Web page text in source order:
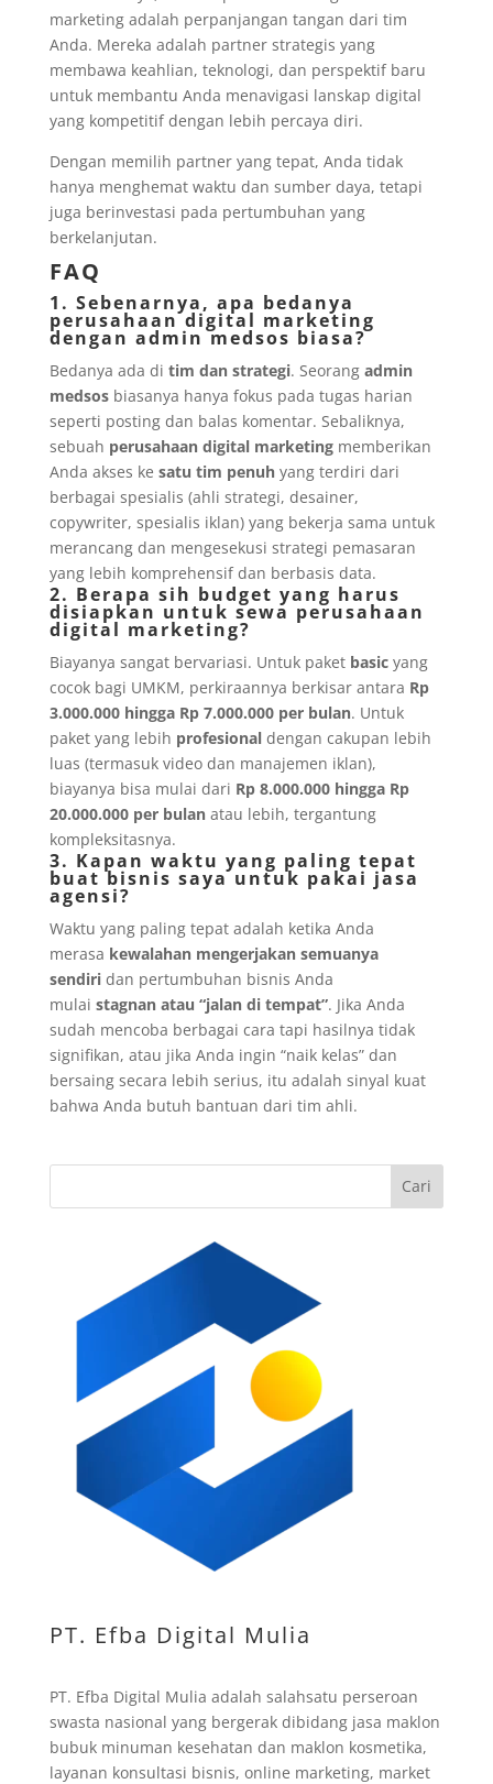
marketing adalah perpanjangan tangan dari tim
Anda. Mereka adalah partner strategis yang
membawa keahlian, teknologi, dan perspektif baru
untuk membantu Anda menavigasi lanskap digital
yang kompetitif dengan lebih percaya diri.
Dengan memilih partner yang tepat, Anda tidak
hanya menghemat waktu dan sumber daya, tetapi
juga berinvestasi pada pertumbuhan yang
berkelanjutan.
FAQ
1. Sebenarnya, apa bedanya
perusahaan digital marketing
dengan admin medsos biasa?
Bedanya ada di tim dan strategi. Seorang admin
medsosbiasanya hanya fokus pada tugas harian
seperti posting dan balas komentar. Sebaliknya,
sebuah perusahaan digital marketingmemberikan
Anda akses ke satu tim penuhyang terdiri dari
berbagai spesialis (ahli strategi, desainer,
copywriter, spesialis iklan) yang bekerja sama untuk
merancang dan mengesekusi strategi pemasaran
yang lebih komprehensif dan berbasis data.
2. Berapa sih budget yang harus
disiapkan untuk sewa perusahaan
digital marketing?
Biayanya sangat bervariasi. Untuk paket basicyang
cocok bagi UMKM, perkiraannya berkisar antara Rp
3.000.000 hingga Rp 7.000.000 per bulan. Untuk
paket yang lebih profesionaldengan cakupan lebih
luas (termasuk video dan manajemen iklan),
biayanya bisa mulai dari Rp 8.000.000 hingga Rp
20.000.000 per bulanatau lebih, tergantung
kompleksitasnya.
3. Kapan waktu yang paling tepat
buat bisnis saya untuk pakai jasa
agensi?
Waktu yang paling tepat adalah ketika Anda
merasa kewalahan mengerjakan semuanya
sendiridan pertumbuhan bisnis Anda
mulai stagnan atau “jalan di tempat”. Jika Anda
sudah mencoba berbagai cara tapi hasilnya tidak
signifikan, atau jika Anda ingin “naik kelas” dan
bersaing secara lebih serius, itu adalah sinyal kuat
bahwa Anda butuh bantuan dari tim ahli.
Cari
PT. Efba Digital Mulia
PT. Efba Digital Mulia adalah salahsatu perseroan
swasta nasional yang bergerak dibidang jasa maklon
bubuk minuman kesehatan dan maklon kosmetika,
layanan konsultasi bisnis, online marketing, market